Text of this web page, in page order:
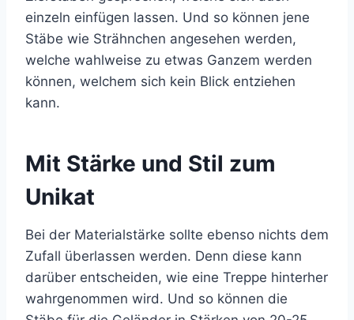
einzeln einfügen lassen. Und so können jene
Stäbe wie Strähnchen angesehen werden,
welche wahlweise zu etwas Ganzem werden
können, welchem sich kein Blick entziehen
kann.
Mit Stärke und Stil zum
Unikat
Bei der Materialstärke sollte ebenso nichts dem
Zufall überlassen werden. Denn diese kann
darüber entscheiden, wie eine Treppe hinterher
wahrgenommen wird. Und so können die